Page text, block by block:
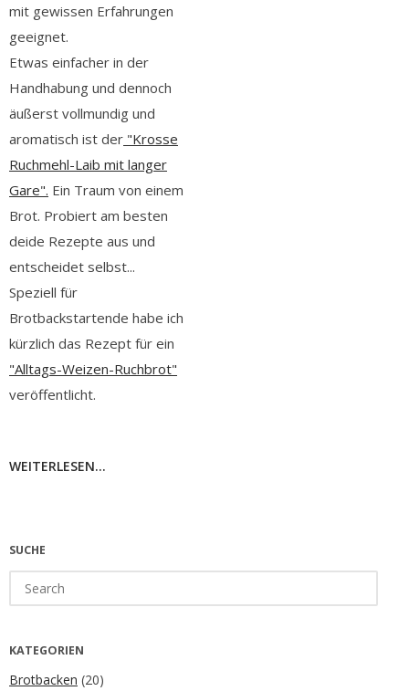
mit gewissen Erfahrungen
geeignet.
Etwas einfacher in der
Handhabung und dennoch
äußerst vollmundig und
aromatisch ist der "Krosse
Ruchmehl-Laib mit langer
Gare". Ein Traum von einem
Brot. Probiert am besten
deide Rezepte aus und
entscheidet selbst...
Speziell für
Brotbackstartende habe ich
kürzlich das Rezept für ein
"Alltags-Weizen-Ruchbrot"
veröffentlicht.
WEITERLESEN...
SUCHE
for:
KATEGORIEN
Brotbacken (20)